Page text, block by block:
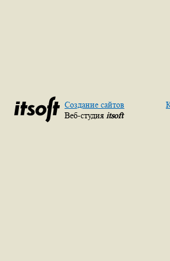
Создание сайтов
Веб-студия itsoft